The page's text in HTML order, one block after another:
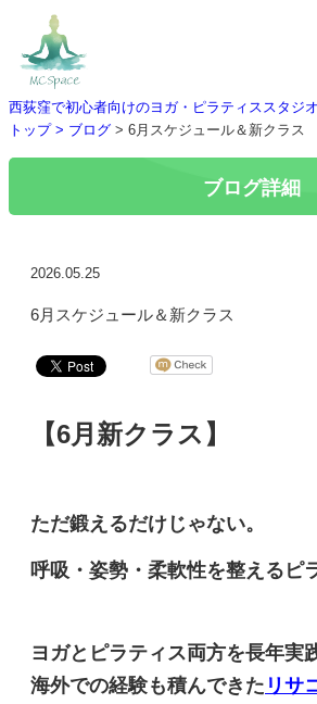
西荻窪で初心者向けのヨガ・ピラティススタジ
トップ > ブログ > 6月スケジュール＆新クラス
ブログ詳細
2026.05.25
6月スケジュール＆新クラス
【6月新クラス】
ただ鍛えるだけじゃない。
呼吸・姿勢・柔軟性を整えるピ
ヨガとピラティス両方を長年実
海外での経験も積んできた リサ